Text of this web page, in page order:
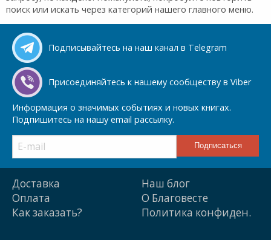
поиск или искать через категорий нашего главного меню.
Подписывайтесь на наш канал в Telegram
Присоединяйтесь к нашему сообществу в Viber
Информация о значимых событиях и новых книгах.
Подпишитесь на нашу email рассылку.
Доставка
Оплата
Как заказать?
Наш блог
О Благовесте
Политика конфиден.